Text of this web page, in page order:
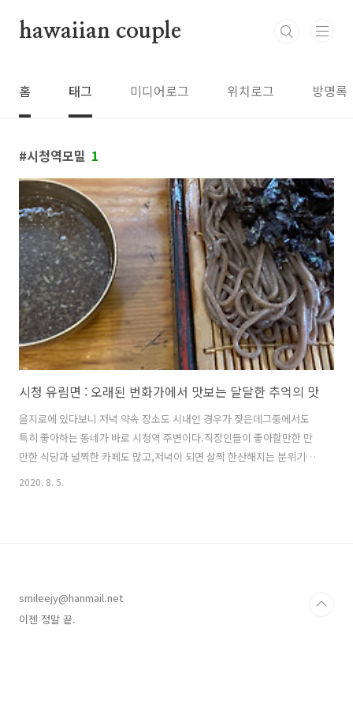
hawaiian couple
홈 태그 미디어로그 위치로그 방명록
시청역모밀 1
시청 유림면 : 오래된 번화가에서 맛보는 달달한 추억의 맛
을지로에 있다보니 저녁 약속 장소도 시내인 경우가 잦은데그중에서도
특히 좋아하는 동네가 바로 시청역 주변이다.직장인들이 좋아할만한 만
만한 식당과 널찍한 카페도 많고,저녁이 되면 살짝 한산해지는 분위기도
좋다. (떠나거라! 힙지로로!)프랜차이즈 카페들도 다소 일찍 닫는데 요즘
미진 골목 안..
2020. 8. 5.
smileejy@hanmail.net
이젠 정말 끝.